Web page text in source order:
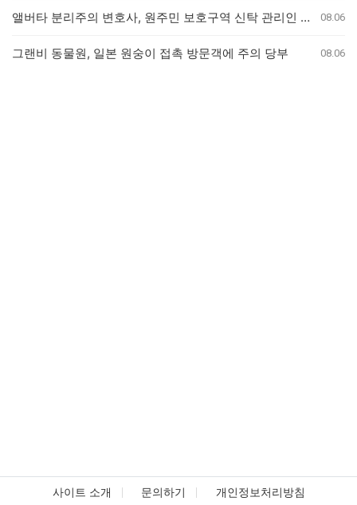
앨버타 분리주의 변호사, 원주민 보호구역 신탁 관리인 직위 박탈 명령에 불복 항소 08.06
그랜비 동물원, 일본 원숭이 접촉 방문객에 주의 당부 08.06
사이트 소개 문의하기 개인정보처리방침